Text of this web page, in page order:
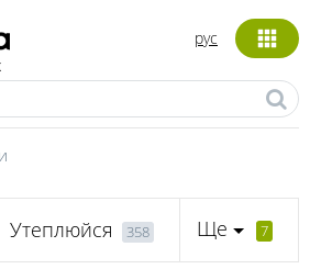
рус
Утеплюйся 358 Ще 7